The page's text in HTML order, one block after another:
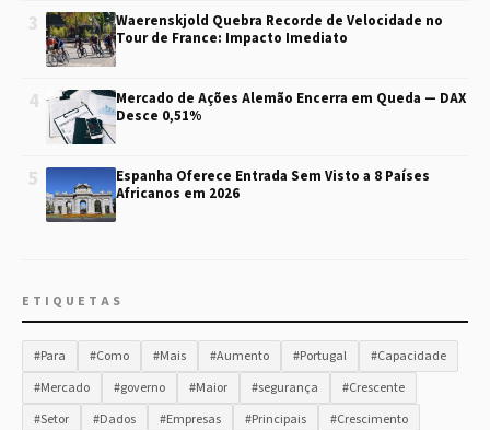
3
Waerenskjold Quebra Recorde de Velocidade no
Tour de France: Impacto Imediato
4
Mercado de Ações Alemão Encerra em Queda — DAX
Desce 0,51%
5
Espanha Oferece Entrada Sem Visto a 8 Países
Africanos em 2026
ETIQUETAS
#Para #Como #Mais #Aumento #Portugal
#Capacidade
#Mercado
#governo #Maior #segurança
#Crescente
#Setor
#Dados #Empresas #Principais
#Crescimento